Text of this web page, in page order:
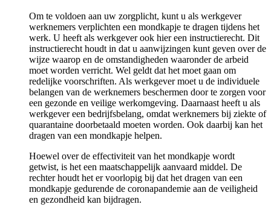
Om te voldoen aan uw zorgplicht, kunt u als werkgever
werknemers verplichten een mondkapje te dragen tijdens het
werk. U heeft als werkgever ook hier een instructierecht. Dit
instructierecht houdt in dat u aanwijzingen kunt geven over de
wijze waarop en de omstandigheden waaronder de arbeid
moet worden verricht. Wel geldt dat het moet gaan om
redelijke voorschriften. Als werkgever moet u de individuele
belangen van de werknemers beschermen door te zorgen voor
een gezonde en veilige werkomgeving. Daarnaast heeft u als
werkgever een bedrijfsbelang, omdat werknemers bij ziekte of
quarantaine doorbetaald moeten worden. Ook daarbij kan het
dragen van een mondkapje helpen.
Hoewel over de effectiviteit van het mondkapje wordt
getwist, is het een maatschappelijk aanvaard middel. De
rechter houdt het er voorlopig bij dat het dragen van een
mondkapje gedurende de coronapandemie aan de veiligheid
en gezondheid kan bijdragen.